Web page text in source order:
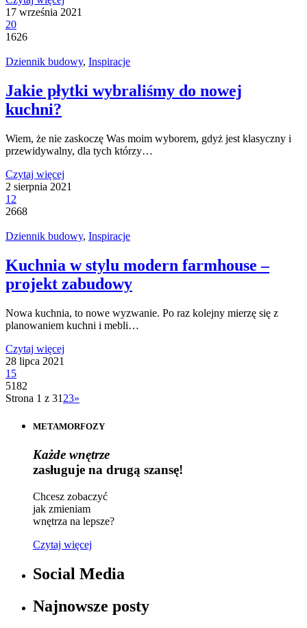
17 września 2021
20
1626
Dziennik budowy, Inspiracje
Jakie płytki wybraliśmy do nowej
kuchni?
Wiem, że nie zaskoczę Was moim wyborem, gdyż jest klasyczny i
przewidywalny, dla tych którzy…
Czytaj więcej
2 sierpnia 2021
12
2668
Dziennik budowy, Inspiracje
Kuchnia w stylu modern farmhouse –
projekt zabudowy
Nowa kuchnia, to nowe wyzwanie. Po raz kolejny mierzę się z
planowaniem kuchni i mebli…
Czytaj więcej
28 lipca 2021
15
5182
Strona 1 z 31 23»
METAMORFOZY
Każde wnętrze
zasługuje na drugą szansę!
Chcesz zobaczyć
jak zmieniam
wnętrza na lepsze?
Czytaj więcej
Social Media
Najnowsze posty